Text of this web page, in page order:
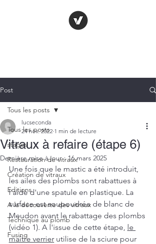
Post
Tous les posts
stages
Restauration de vitraux
Création de vitraux
Editions
A la découverte des vitraux
Technique au plomb
Fusing
Tous les posts
Vitraux à refaire (étape 6)
lucseconda
24 nov. 2022 1 min de lecture
Dernière mise à jour :16 mars 2025
Une fois que le mastic a été introduit,
les ailes des plombs sont rabattues à
l'aide d'une spatule en plastique. La
surface est soupoudrée de blanc de
Meudon avant le rabattage des plombs
(vidéo 1). A l'issue de cette étape, le
maître verrier utilise de la sciure pour